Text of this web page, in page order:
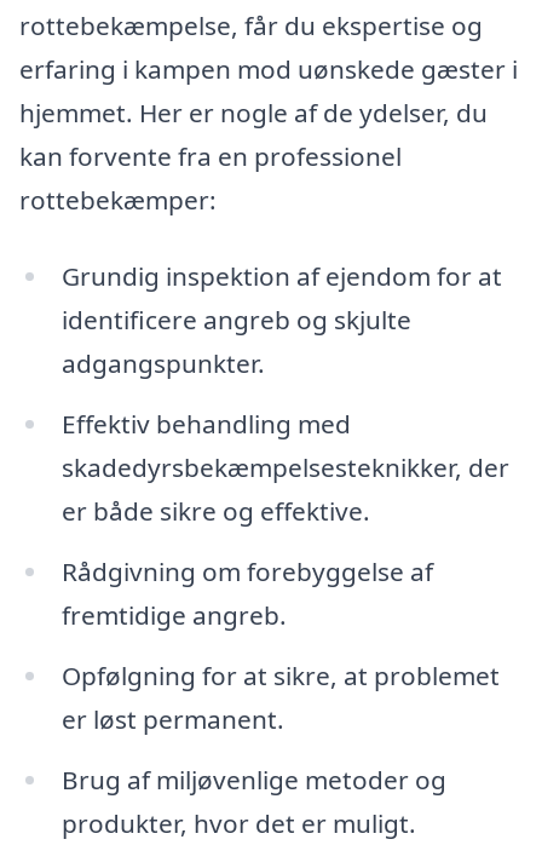
rottebekæmpelse, får du ekspertise og
erfaring i kampen mod uønskede gæster i
hjemmet. Her er nogle af de ydelser, du
kan forvente fra en professionel
rottebekæmper:
Grundig inspektion af ejendom for at
identificere angreb og skjulte
adgangspunkter.
Effektiv behandling med
skadedyrsbekæmpelsesteknikker, der
er både sikre og effektive.
Rådgivning om forebyggelse af
fremtidige angreb.
Opfølgning for at sikre, at problemet
er løst permanent.
Brug af miljøvenlige metoder og
produkter, hvor det er muligt.